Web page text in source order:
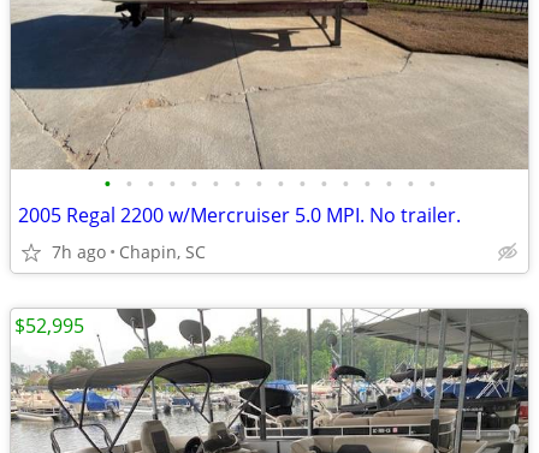
• • • • • • • • • • • • • • • •
2005 Regal 2200 w/Mercruiser 5.0 MPI. No trailer.
7h ago Chapin, SC
$52,995